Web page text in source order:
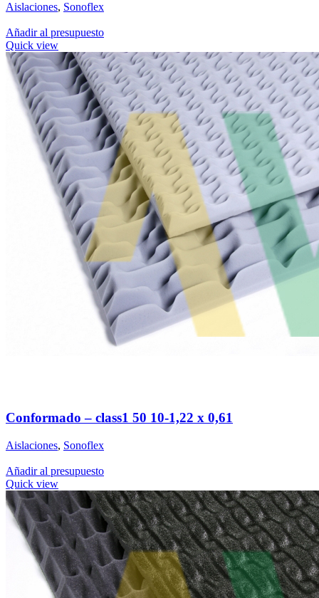
Aislaciones, Sonoflex
Añadir al presupuesto
Quick view
Conformado – class1 50 10-1,22 x 0,61
Aislaciones, Sonoflex
Añadir al presupuesto
Quick view